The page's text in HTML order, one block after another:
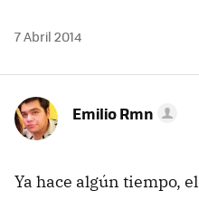
7 Abril 2014
Emilio Rmn
Ya hace algún tiempo,